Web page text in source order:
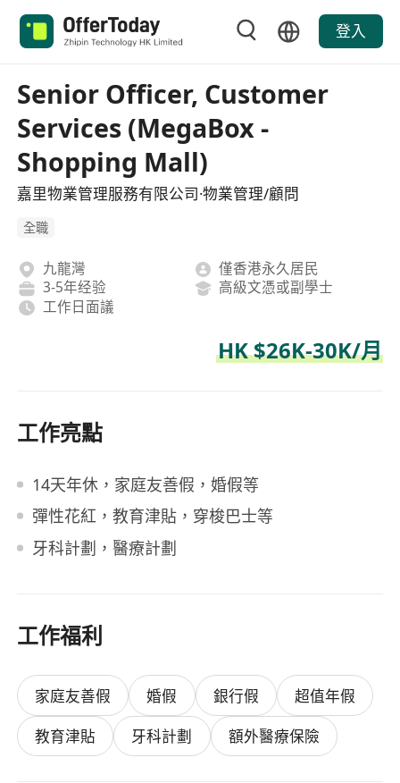
登入
Senior Officer, Customer
Services (MegaBox -
Shopping Mall)
嘉里物業管理服務有限公司·物業管理/顧問
全職
九龍灣
僅香港永久居民
3-5年经验
高級文憑或副學士
工作日面議
HK $26K-30K/月
工作亮點
14天年休，家庭友善假，婚假等
彈性花紅，教育津貼，穿梭巴士等
牙科計劃，醫療計劃
工作福利
家庭友善假 婚假 銀行假
超值年假
教育津貼
牙科計劃 額外醫療保險